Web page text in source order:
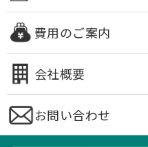
費用のご案内
会社概要
お問い合わせ